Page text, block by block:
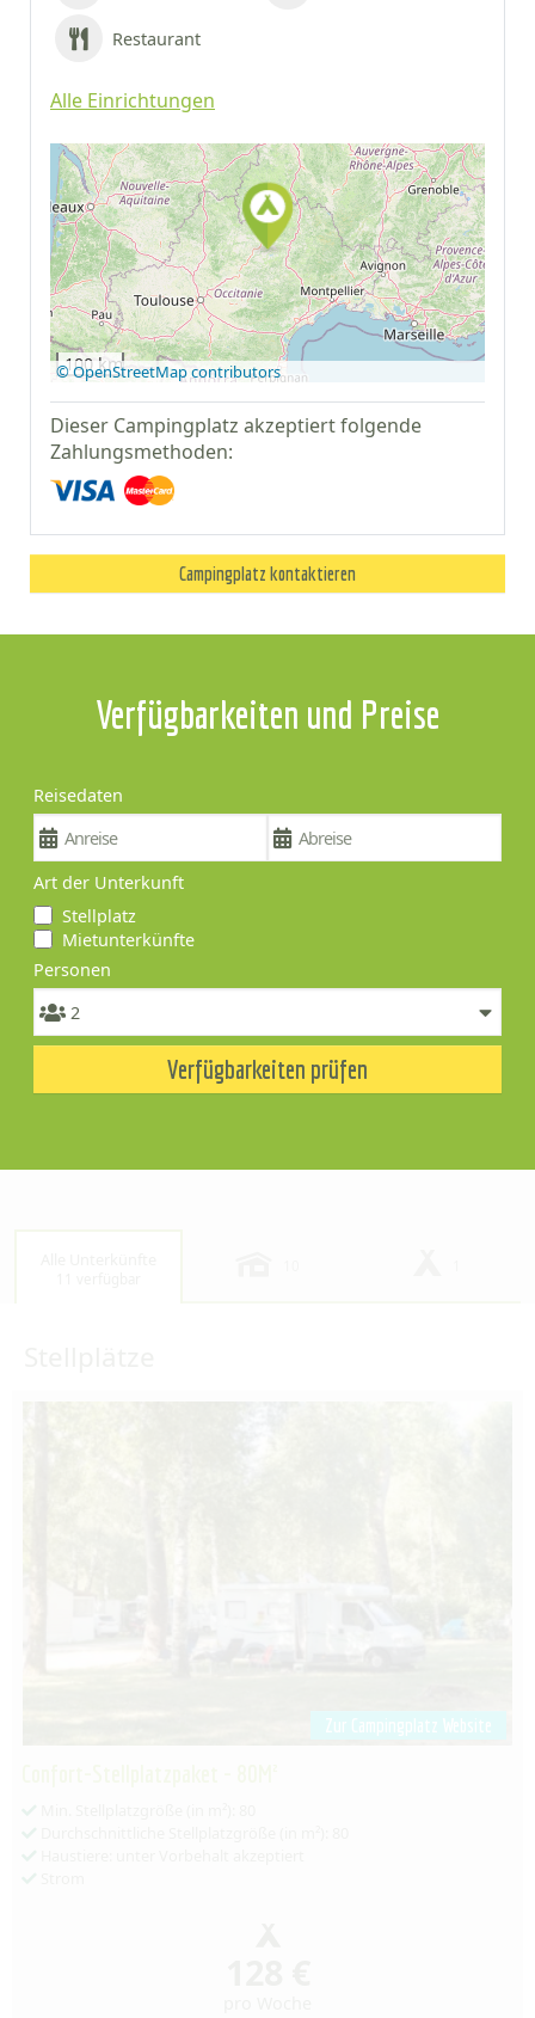
Restaurant
Alle Einrichtungen
Auf Google Maps
anzeigen
100 km
© OpenStreetMap contributors
Dieser Campingplatz akzeptiert folgende
Zahlungsmethoden:
Campingplatz kontaktieren
Verfügbarkeiten und Preise
Reisedaten
Art der Unterkunft
Stellplatz
Mietunterkünfte
Personen
Verfügbarkeiten prüfen
Zur Campingplatz Website